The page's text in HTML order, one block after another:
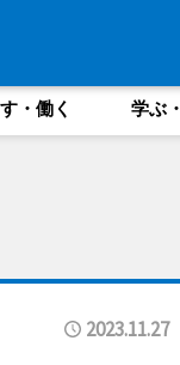
・働く 学ぶ
2023.11.27